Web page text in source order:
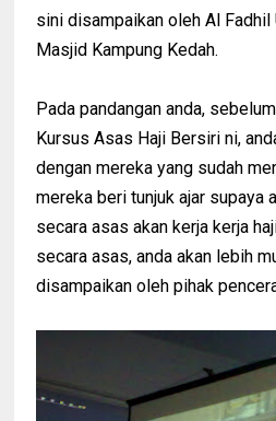
sini disampaikan oleh Al
Masjid Kampung Kedah.
Pada pandangan anda,
Kursus Asas Haji Bersiri ni,
dengan mereka yang sudah
mereka beri tunjuk ajar supaya
secara asas akan kerja kerja
secara asas, anda akan lebih
disampaikan oleh pihak